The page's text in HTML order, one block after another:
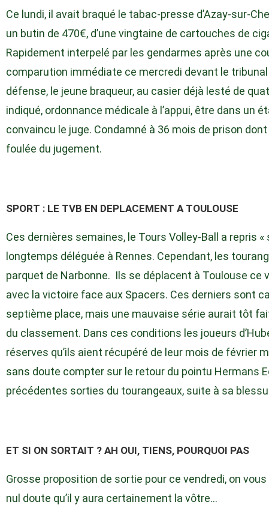
Ce lundi, il avait braqué le tabac-presse d’Azay-sur-
un butin de 470€, d’une vingtaine de cartouches de
Rapidement interpelé par les gendarmes après une
comparution immédiate ce mercredi devant le
défense, le jeune braqueur, au casier déjà lesté de
indiqué, ordonnance médicale à l’appui, être dans un
convaincu le juge. Condamné à 36 mois de prison
foulée du jugement.
SPORT : LE TVB EN DEPLACEMENT A TOULOUSE
Ces dernières semaines, le Tours Volley-Ball a repris «
longtemps déléguée à Rennes. Cependant, les
parquet de Narbonne. Ils se déplacent à Toulouse ce
avec la victoire face aux Spacers. Ces derniers sont
septième place, mais une mauvaise série aurait tôt
du classement. Dans ces conditions les joueurs
réserves qu’ils aient récupéré de leur mois de février
sans doute compter sur le retour du pointu Hermans
précédentes sorties du tourangeaux, suite à sa
ET SI ON SORTAIT ? AH OUI, TIENS, POURQUOI PAS
Grosse proposition de sortie pour ce vendredi, on
nul doute qu’il y aura certainement la vôtre…